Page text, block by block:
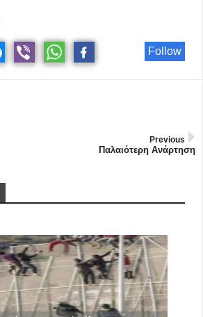
Follow
Previous
Παλαιότερη Ανάρτηση